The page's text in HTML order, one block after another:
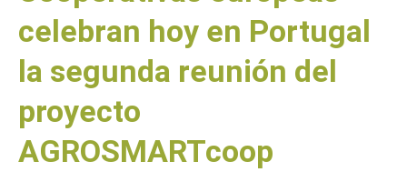
celebran hoy en Portugal
la segunda reunión del
proyecto
AGROSMARTcoop